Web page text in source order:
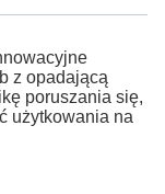
z opadającą
poruszania się,
użytkowania na